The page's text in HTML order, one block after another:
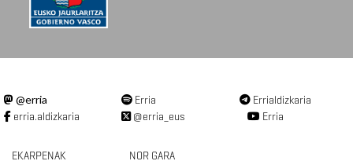
@erria Erria
Errialdizkaria
erria.aldizkaria
@erria_eus Erria
EKARPENAK NOR GARA